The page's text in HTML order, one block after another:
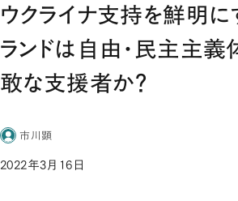
ウクライナ支持を鮮明に
ランドは自由・民主主義
敢な支援者か？
市川顕
2022年3月16日